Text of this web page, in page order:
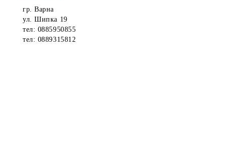
гр. Варна
ул. Шипка 19
тел: 0885950855
тел: 0889315812